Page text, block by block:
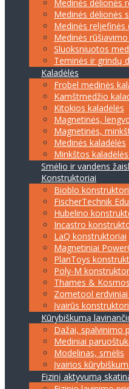
Medinės dėlionės
Medinės dėlionės
Medinės reljefinės
Medinės
Sluoksniuotos
Teminės ir grindų
Kaladėlės
Frobel medinės
Kamštmedžio
Kitokios kaladėlės
Magnetinės,
Magnetinės,
Medinės kaladėlės
Minkštos
Smėlio ir vandens
Konstruktoriai
Bioblo
FischerTechnik
Hubelino
Incastro
LaQ konstruktoriai
Magnetiniai
PlanToys
Poly-M
Thames &
Zometool
Įvairūs
Kūrybiškumą
Dažai, spalvinimo
Mediniai
Modelinas, smėlis
Įvairios
Fizinį aktyvumą